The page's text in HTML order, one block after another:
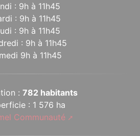
: 9h à 11h45
: 9h à 11h45
: 9h à 11h45
: 9h à 11h45
9h à 11h45
: 782 habitants
: 1 576 ha
Communauté